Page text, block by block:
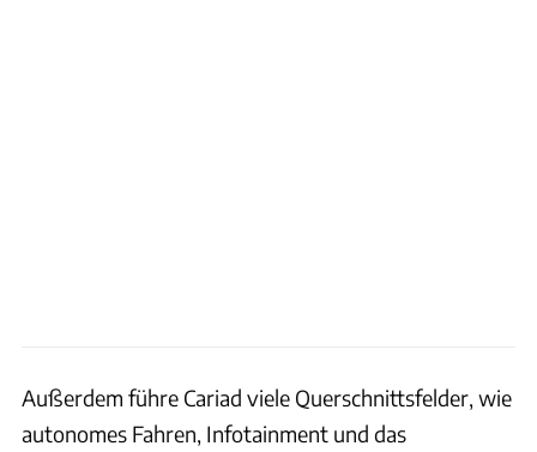
Außerdem führe Cariad viele Querschnittsfelder, wie
autonomes Fahren, Infotainment und das